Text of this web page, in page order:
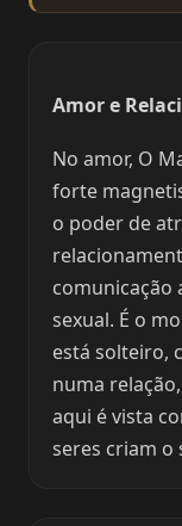
Amor e
No amor, O
forte
o poder de
comunicação
sexual. É o
está solteiro,
numa
aqui é vista
seres criam o